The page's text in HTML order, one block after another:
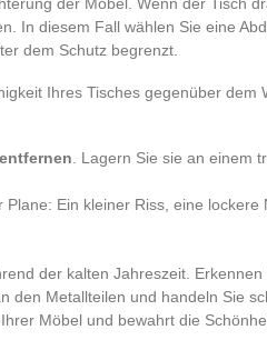
In diesem Fall wählen Sie eine
dem Schutz begrenzt.
Ihres Tisches gegenüber dem
entfernen . Lagern Sie sie an einem
Ein kleiner Riss, eine lockere
der kalten Jahreszeit. Erkennen
den Metallteilen und handeln Sie
Möbel und bewahrt die